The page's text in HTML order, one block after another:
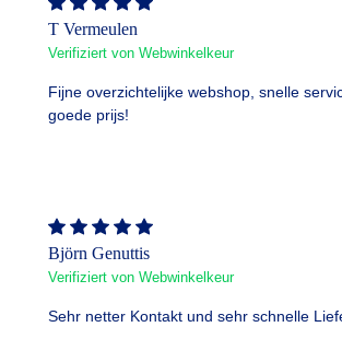
T Vermeulen
Verifiziert von Webwinkelkeur
Fijne overzichtelijke webshop, snelle
goede prijs!
Björn Genuttis
Verifiziert von Webwinkelkeur
Sehr netter Kontakt und sehr schnelle